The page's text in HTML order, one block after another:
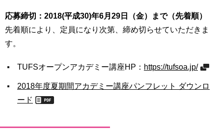
応募締切：2018(平成30)年6月29日（金）まで（先着順）
先着順により、定員になり次第、締め切らせていただきま
す。
TUFSオープンアカデミー講座HP： https://tufsoa.jp/
2018年度夏期間アカデミー講座パンフレット ダウンロ
ード